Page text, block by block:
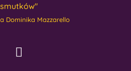
smutków"
Dominika Mazzarello